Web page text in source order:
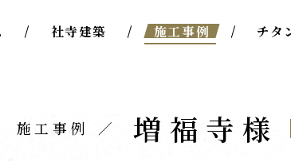
社寺建築 施工事例 チタ
施工事例 増福寺様